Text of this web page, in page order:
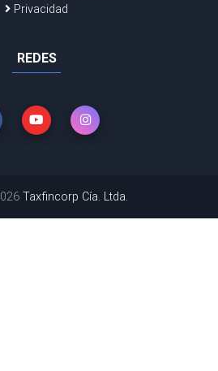
Privacidad
REDES
Taxfincorp Cía. Ltda.